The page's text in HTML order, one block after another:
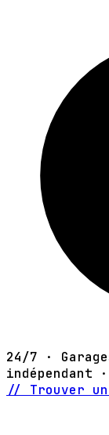
24/7 ·
indépendant
// Trouver un